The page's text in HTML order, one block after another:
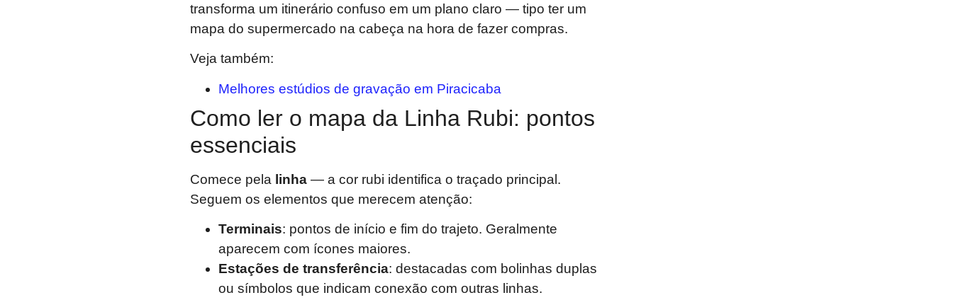
transforma um itinerário confuso em um plano claro — tipo ter um
mapa do supermercado na cabeça na hora de fazer compras.
Veja também:
Melhores estúdios de gravação em Piracicaba
Como ler o mapa da Linha Rubi: pontos
essenciais
Comece pela linha — a cor rubi identifica o traçado principal.
Seguem os elementos que merecem atenção:
Terminais: pontos de início e fim do trajeto. Geralmente
aparecem com ícones maiores.
Estações de transferência: destacadas com bolinhas duplas
ou símbolos que indicam conexão com outras linhas.